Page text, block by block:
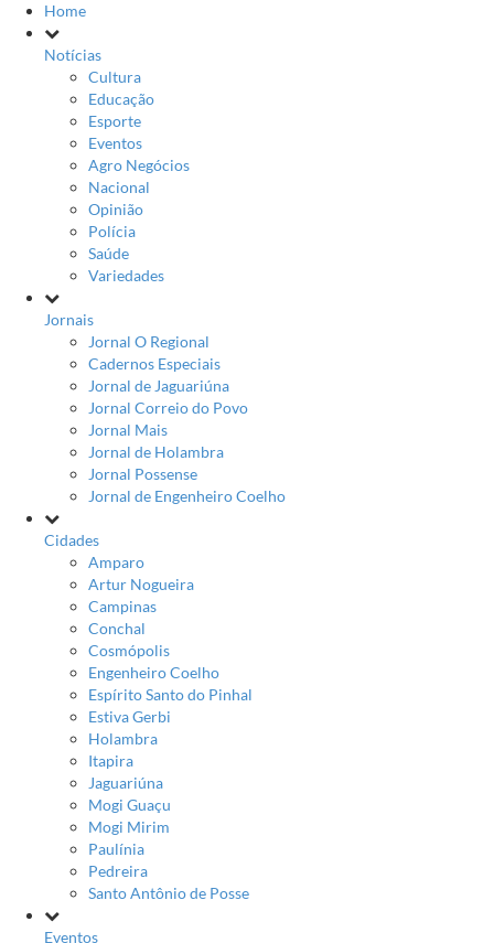
Home
Notícias
Cultura
Educação
Esporte
Eventos
Agro Negócios
Nacional
Opinião
Polícia
Saúde
Variedades
Jornais
Jornal O Regional
Cadernos Especiais
Jornal de Jaguariúna
Jornal Correio do Povo
Jornal Mais
Jornal de Holambra
Jornal Possense
Jornal de Engenheiro Coelho
Cidades
Amparo
Artur Nogueira
Campinas
Conchal
Cosmópolis
Engenheiro Coelho
Espírito Santo do Pinhal
Estiva Gerbi
Holambra
Itapira
Jaguariúna
Mogi Guaçu
Mogi Mirim
Paulínia
Pedreira
Santo Antônio de Posse
Eventos